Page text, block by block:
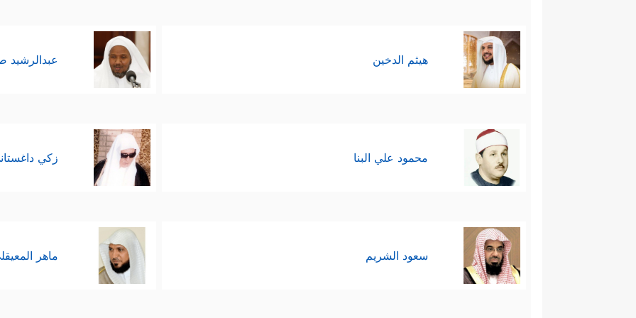
هيثم الدخين عبدالرشيد
محمود علي البنا زكي
سعود الشريم ماهر